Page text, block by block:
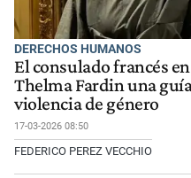
DERECHOS HUMANOS
El consulado francés
Thelma Fardin una
violencia de género
17-03-2026 08:50
FEDERICO PEREZ VECCHIO